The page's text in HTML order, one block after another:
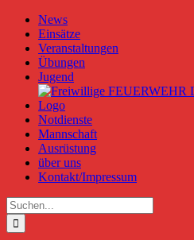
Zum
Inhalt
springen
News
Einsätze
Veranstaltungen
Übungen
Jugend
Notdienste
Mannschaft
Ausrüstung
über uns
Kontakt/Impressum
Suche
nach: